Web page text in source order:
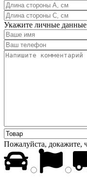
Укажите личные
Пожалуйста, докажите,